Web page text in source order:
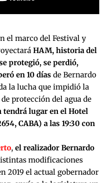
el marco del Festival y
HAM, historia del
protegió, se perdió,
en 10 días de Bernardo
la lucha que impidió la
protección del agua de
tendrá lugar en el Hotel
CABA) a las 19:30 con
, el realizador Bernardo
modificaciones
2019 el actual gobernador